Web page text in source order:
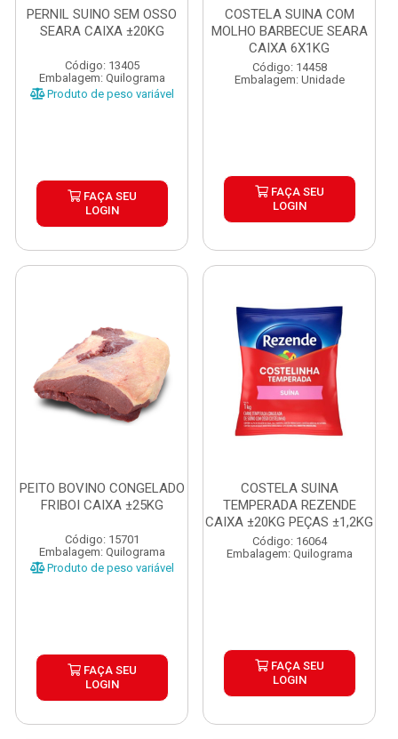
PERNIL SUINO SEM OSSO
SEARA CAIXA ±20KG
Código: 13405
Embalagem: Quilograma
Produto de peso variável
FAÇA SEU
LOGIN
COSTELA SUINA COM
MOLHO BARBECUE SEARA
CAIXA 6X1KG
Código: 14458
Embalagem: Unidade
FAÇA SEU
LOGIN
PEITO BOVINO CONGELADO
FRIBOI CAIXA ±25KG
Código: 15701
Embalagem: Quilograma
Produto de peso variável
FAÇA SEU
LOGIN
COSTELA SUINA
TEMPERADA REZENDE
CAIXA ±20KG PEÇAS ±1,2KG
Código: 16064
Embalagem: Quilograma
FAÇA SEU
LOGIN